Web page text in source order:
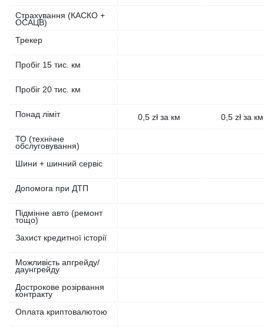
Страхування (КАСКО +
ОСАЦВ)
Трекер
Пробіг 15 тис. км
Пробіг 20 тис. км
Понад ліміт
ТО (технічне
обслуговування)
Шини + шинний сервіс
Допомога при ДТП
Підмінне авто (ремонт
тощо)
Захист кредитної історії
Можливість апгрейду/
даунгрейду
Дострокове розірвання
контракту
Оплата криптовалютою
0,5 zł за км 0,5 zł за км